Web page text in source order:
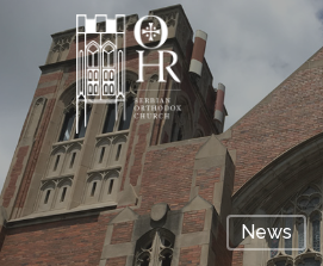
main
content
News